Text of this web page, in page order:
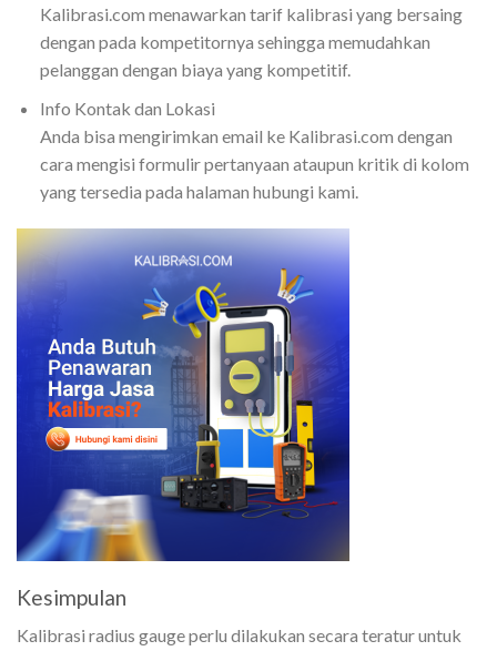
Kalibrasi.com menawarkan tarif kalibrasi yang bersaing
dengan pada kompetitornya sehingga memudahkan
pelanggan dengan biaya yang kompetitif.
Info Kontak dan Lokasi
Anda bisa mengirimkan email ke Kalibrasi.com dengan
cara mengisi formulir pertanyaan ataupun kritik di kolom
yang tersedia pada halaman hubungi kami.
Kesimpulan
Kalibrasi radius gauge perlu dilakukan secara teratur untuk